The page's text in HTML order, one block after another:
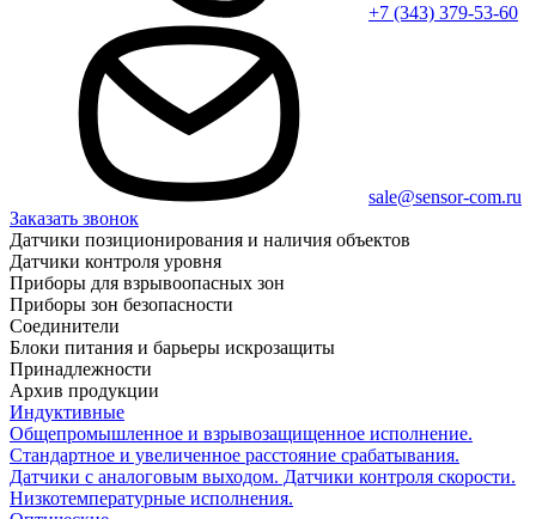
+7 (343) 379-53-60
sale@sensor-com.ru
Заказать звонок
Датчики позиционирования и наличия объектов
Датчики контроля уровня
Приборы для взрывоопасных зон
Приборы зон безопасности
Соединители
Блоки питания и барьеры искрозащиты
Принадлежности
Архив продукции
Индуктивные
Общепромышленное и взрывозащищенное исполнение.
Стандартное и увеличенное расстояние срабатывания.
Датчики с аналоговым выходом. Датчики контроля скорости.
Низкотемпературные исполнения.